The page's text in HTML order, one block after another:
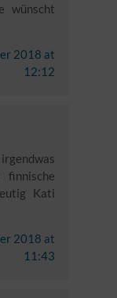
wünscht
2018 at
12:12
Kati
2018 at
11:43